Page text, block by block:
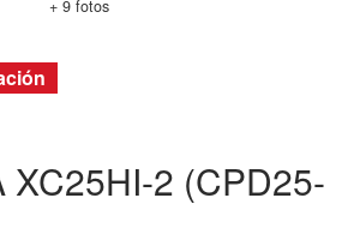
+ 9 fotos
XC25HI-2 (CPD25-